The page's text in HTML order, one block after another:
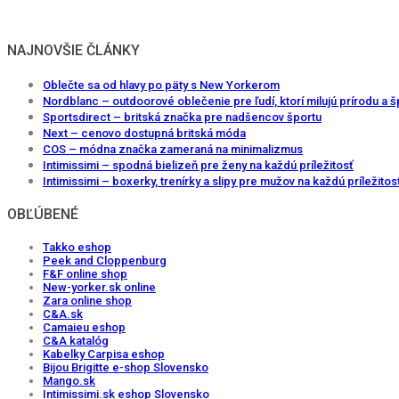
NAJNOVŠIE ČLÁNKY
Oblečte sa od hlavy po päty s New Yorkerom
Nordblanc – outdoorové oblečenie pre ľudí, ktorí milujú prírodu a
Sportsdirect – britská značka pre nadšencov športu
Next – cenovo dostupná britská móda
COS – módna značka zameraná na minimalizmus
Intimissimi – spodná bielizeň pre ženy na každú príležitosť
Intimissimi – boxerky, trenírky a slipy pre mužov na každú
OBĽÚBENÉ
Takko eshop
Peek and Cloppenburg
F&F online shop
New-yorker.sk online
Zara online shop
C&A.sk
Camaieu eshop
C&A katalóg
Kabelky Carpisa eshop
Bijou Brigitte e-shop Slovensko
Mango.sk
Intimissimi.sk eshop Slovensko